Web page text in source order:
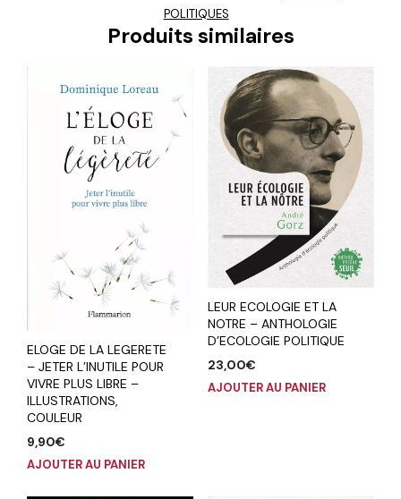
POLITIQUES
Produits similaires
ELOGE DE LA LEGERETE
– JETER L’INUTILE POUR
VIVRE PLUS LIBRE –
ILLUSTRATIONS,
COULEUR
9,90€
AJOUTER AU PANIER
LEUR ECOLOGIE ET LA
NOTRE – ANTHOLOGIE
D’ECOLOGIE POLITIQUE
23,00€
AJOUTER AU PANIER